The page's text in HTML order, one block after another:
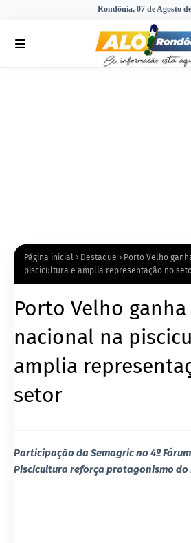
Rondônia, 07 de Agosto
Página inicial Destaque
Porto Velho
piscicultura e amplia representação no
Porto Velho
nacional na
amplia
setor
Participação da Semagric no 4º
Piscicultura reforça protagonismo do